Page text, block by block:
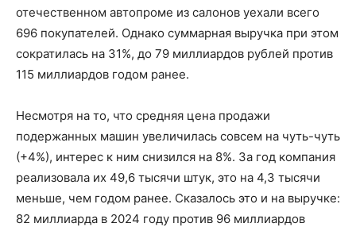
отечественном автопроме из салонов уехали всего
696 покупателей. Однако суммарная выручка при этом
сократилась на 31%, до 79 миллиардов рублей против
115 миллиардов годом ранее.
Несмотря на то, что средняя цена продажи
подержанных машин увеличилась совсем на чуть-чуть
(+4%), интерес к ним снизился на 8%. За год компания
реализовала их 49,6 тысячи штук, это на 4,3 тысячи
меньше, чем годом ранее. Сказалось это и на выручке:
82 миллиарда в 2024 году против 96 миллиардов